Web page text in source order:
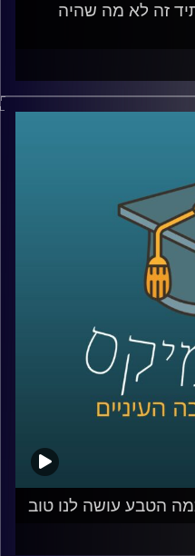
זה לא מה שהיה
לא יהיו מספיק
יואב יאיר על
שהאנושות
ניתן לקיים חיים
במה זה כרוך?
יקרה? | הפרק
לא מה שהיה פעם
הטבע עושה לנו טוב